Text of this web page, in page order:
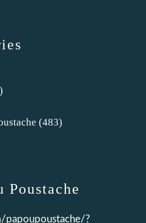
(483)
Poustache
papoupoustache/?